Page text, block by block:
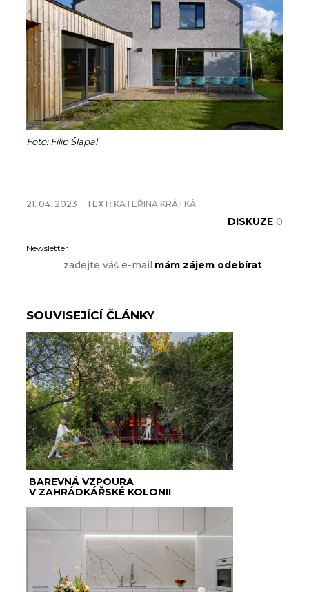
Foto: Filip Šlapal
21. 04. 2023 TEXT: KATEŘINA KRÁTKÁ
DISKUZE 0
Newsletter
SOUVISEJÍCÍ ČLÁNKY
BAREVNÁ VZPOURA
V ZAHRÁDKÁŘSKÉ KOLONII